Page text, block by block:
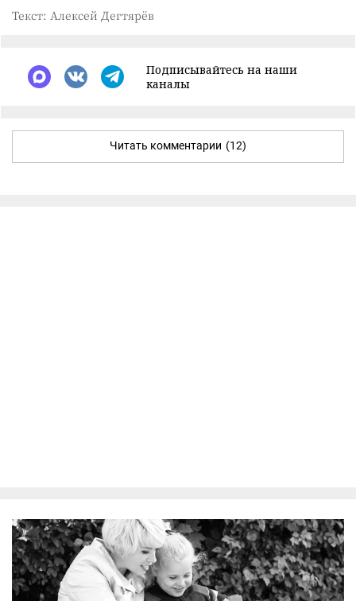
Текст: Алексей Дегтярёв
Подписывайтесь на наши
каналы
Читать комментарии (12)